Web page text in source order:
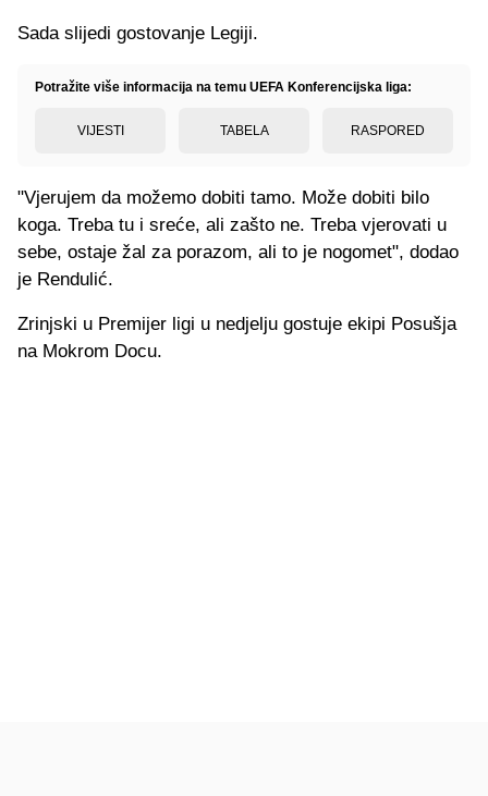
Sada slijedi gostovanje Legiji.
Potražite više informacija na temu UEFA Konferencijska liga:
VIJESTI TABELA RASPORED
"Vjerujem da možemo dobiti tamo. Može dobiti bilo
koga. Treba tu i sreće, ali zašto ne. Treba vjerovati u
sebe, ostaje žal za porazom, ali to je nogomet", dodao
je Rendulić.
Zrinjski u Premijer ligi u nedjelju gostuje ekipi Posušja
na Mokrom Docu.